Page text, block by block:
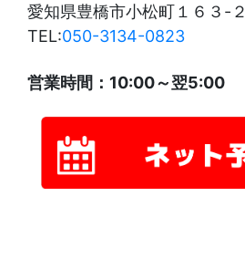
愛知県豊橋市小松町１６３-２
TEL:050-3134-0823
営業時間：10:00～翌5:00